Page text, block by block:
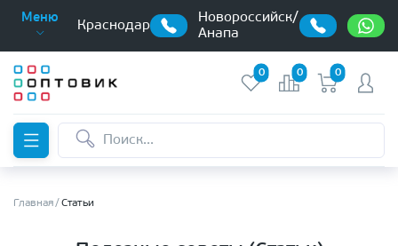
Меню
Краснодар
Новороссийск/
Анапа
0 0 0
Главная Статьи